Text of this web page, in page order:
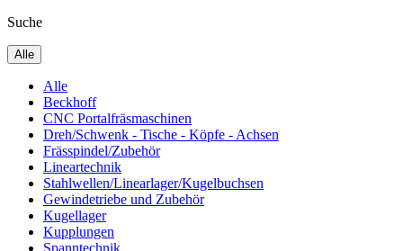
Suche
Alle
Alle
Beckhoff
CNC Portalfräsmaschinen
Dreh/Schwenk - Tische - Köpfe - Achsen
Frässpindel/Zubehör
Lineartechnik
Stahlwellen/Linearlager/Kugelbuchsen
Gewindetriebe und Zubehör
Kugellager
Kupplungen
Spanntechnik